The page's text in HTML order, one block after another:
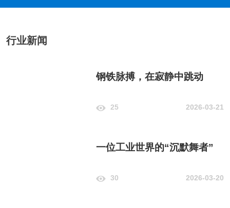
行业新闻
钢铁脉搏，在寂静中跳动
25 2026-03-21
一位工业世界的“沉默舞者”
30 2026-03-20